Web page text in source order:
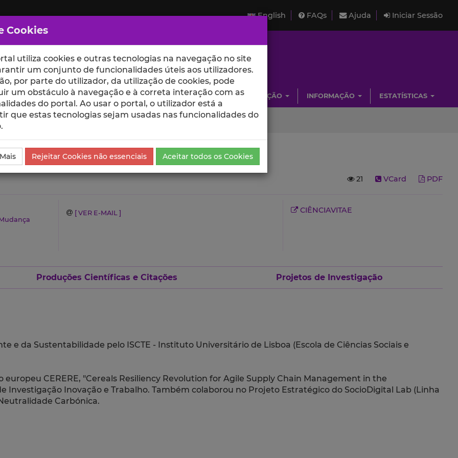
English FAQs Ajuda Iniciar Sessão
ESCOLAS UNIDADES INVESTIGAÇÃO INFORMAÇÃO ESTATÍSTICAS
21 VCard PDF
[ VER E-MAIL ] CIÊNCIAVITAE
Produções Científicas e Citações Projetos de Investigação
e da Sustentabilidade pelo ISCTE - Instituto Universitário de Lisboa (Escola de Ciências Sociais e
CERERE, "Cereals Resiliency Revolution for Agile Supply Chain Management in the
Investigação Inovação e Trabalho. Também colaborou no Projeto Estratégico do SocioDigital Lab (Linha
Carbónica.
Cookies
utiliza cookies e outras tecnologias na navegação no site
um conjunto de funcionalidades úteis aos utilizadores.
por parte do utilizador, da utilização de cookies, pode
um obstáculo à navegação e à correta interação com as
do portal. Ao usar o portal, o utilizador está a
que estas tecnologias sejam usadas nas funcionalidades do
Rejeitar Cookies não essenciais Aceitar todos os Cookies